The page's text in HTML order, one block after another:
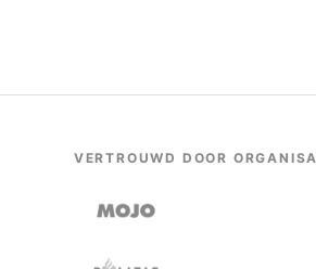
VERTROUWD DOOR